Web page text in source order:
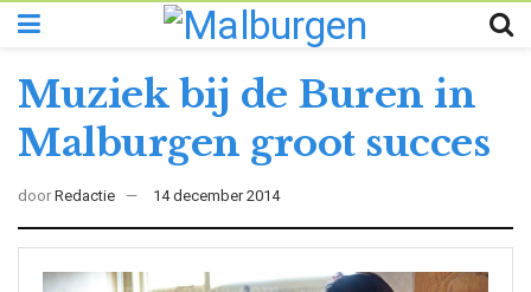
Muziek bij de Buren in
Malburgen groot succes
door Redactie 14 december 2014